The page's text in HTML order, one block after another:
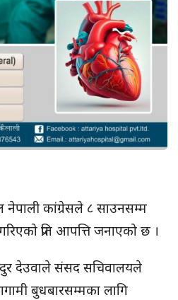
नेपाली कांग्रेसले ८ साउनसम्म
प्रति आपत्ति जनाएको छ ।
देउवाले संसद सचिवालयले
बुधबारसम्मका लागि